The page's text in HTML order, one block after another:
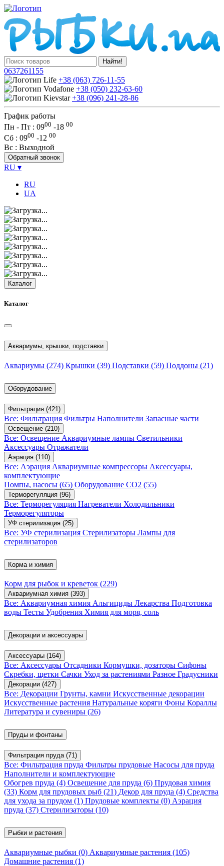
Найти!
0637261155
+38 (063) 726-11-55
+38 (050) 232-63-60
+38 (096) 241-28-86
График работы
Пн - Пт : 0900 -18 00
Сб : 0900 -12 00
Вс : Выходной
Обратный звонок
RU ▾
RU
UA
Каталог
Каталог
Аквариумы, крышки, подставки
Аквариумы (274) Крышки (39) Подставки (59) Поддоны (21)
Оборудование
Фильтрация (421)
Все: Фильтрация Фильтры Наполнители Запасные части
Освещение (210)
Все: Освещение Аквариумные лампы Светильники
Аксессуары Отражатели
Аэрация (110)
Все: Аэрация Аквариумные компрессоры Аксессуары,
комплектующие
Помпы, насосы (65) Оборудование CO2 (55)
Терморегуляция (96)
Все: Терморегуляция Нагреватели Холодильники
Терморегуляторы
УФ стерилизация (25)
Все: УФ стерилизация Стерилизаторы Лампы для
стерилизаторов
Корма и химия
Корм для рыбок и креветок (229)
Аквариумная химия (393)
Все: Аквариумная химия Альгициды Лекарства Подготовка
воды Тесты Удобрения Химия для моря, соль
Декорации и аксессуары
Аксессуары (164)
Все: Аксессуары Отсадники Кормушки, дозаторы Сифоны
Скребки, щетки Сачки Уход за растениями Разное Градусники
Декорации (427)
Все: Декорации Грунты, камни Искусственные декорации
Искусственные растения Натуральные коряги Фоны Кораллы
Литература и сувениры (26)
Пруды и фонтаны
Фильтрация пруда (71)
Все: Фильтрация пруда Фильтры прудовые Насосы для пруда
Наполнители и комплектующие
Обогрев пруда (4) Освещение для пруда (6) Прудовая химия
(33) Корм для прудовых рыб (21) Декор для пруда (4) Средства
для ухода за прудом (1) Прудовые комплекты (0) Аэрация
пруда (37) Стерилизаторы (10)
Рыбки и растения
Аквариумные рыбки (0) Аквариумные растения (105)
Домашние растения (1)